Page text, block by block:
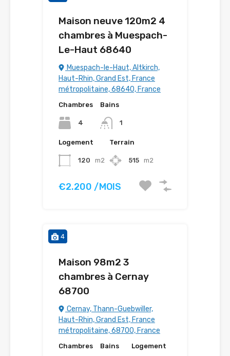
Maison neuve 120m2 4
chambres à Muespach-
Le-Haut 68640
Muespach-le-Haut, Altkirch,
Haut-Rhin, Grand Est, France
métropolitaine, 68640, France
Chambres
4
Bains
1
Logement
120 m2
Terrain
515 m2
€2.200 /MOIS
4
Maison 98m2 3
chambres à Cernay
68700
Cernay, Thann-Guebwiller,
Haut-Rhin, Grand Est, France
métropolitaine, 68700, France
Chambres Bains Logement